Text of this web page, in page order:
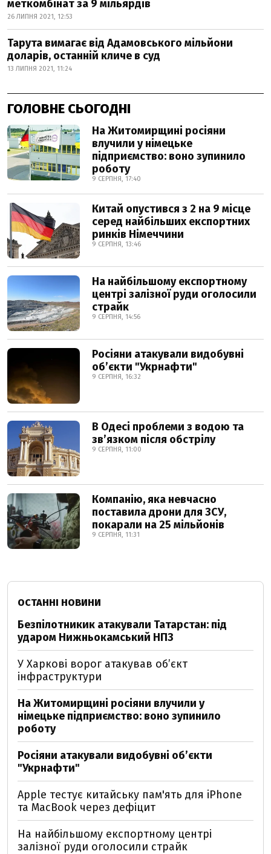
меткомбінат за 9 мільярдів
26 ЛИПНЯ 2021, 12:53
Тарута вимагає від Адамовського мільйони
доларів, останній кличе в суд
13 ЛИПНЯ 2021, 11:24
ГОЛОВНЕ СЬОГОДНІ
На Житомирщині росіяни
влучили у німецьке
підприємство: воно зупинило
роботу
9 СЕРПНЯ, 17:40
Китай опустився з 2 на 9 місце
серед найбільших експортних
ринків Німеччини
9 СЕРПНЯ, 13:46
На найбільшому експортному
центрі залізної руди оголосили
страйк
9 СЕРПНЯ, 14:56
Росіяни атакували видобувні
обʼєкти "Укрнафти"
9 СЕРПНЯ, 16:32
В Одесі проблеми з водою та
звʼязком після обстрілу
9 СЕРПНЯ, 11:00
Компанію, яка невчасно
поставила дрони для ЗСУ,
покарали на 25 мільйонів
9 СЕРПНЯ, 11:31
ОСТАННІ НОВИНИ
Безпілотникик атакували Татарстан: під
ударом Нижньокамський НПЗ
У Харкові ворог атакував обʼєкт
інфраструктури
На Житомирщині росіяни влучили у
німецьке підприємство: воно зупинило
роботу
Росіяни атакували видобувні обʼєкти
"Укрнафти"
Apple тестує китайську пам'ять для iPhone
та MacBook через дефіцит
На найбільшому експортному центрі
залізної руди оголосили страйк